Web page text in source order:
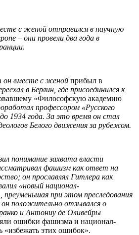
с женой отправился в научную
– они провели два года в
.
он вместе с женой прибыл в
в Берлин, где присоединился к
«Философскую академию
профессором «Русского
1934 года. За это время он стал
Белого движения за рубежом.
понимание захвата власти
фашизм как ответ на
он прославлял Гитлера как
«новый национал-
преуменьшая при этом преследования
положительно отзывался о
и Антониу де Оливейры
ошибки фашизма и национал-
«избежать этих ошибок».